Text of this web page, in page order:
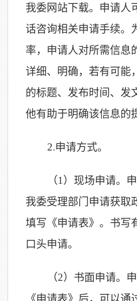
我委网站下载。申请人
话咨询相关申请手续。
率，申请人对所需信息
详细、明确，若有可能
的标题、发布时间、发
他有助于明确该信息的
2.申请方式。
（1）现场申请。
我委受理部门申请获取
填写《申请表》。书写
口头申请。
（2）书面申请。
《申请表》后，可以通